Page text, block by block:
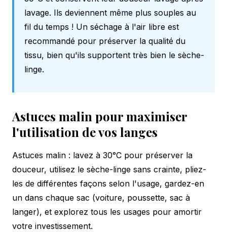
lavage. Ils deviennent même plus souples au
fil du temps ! Un séchage à l'air libre est
recommandé pour préserver la qualité du
tissu, bien qu'ils supportent très bien le sèche-
linge.
Astuces malin pour maximiser
l'utilisation de vos langes
Astuces malin : lavez à 30°C pour préserver la
douceur, utilisez le sèche-linge sans crainte, pliez-
les de différentes façons selon l'usage, gardez-en
un dans chaque sac (voiture, poussette, sac à
langer), et explorez tous les usages pour amortir
votre investissement.